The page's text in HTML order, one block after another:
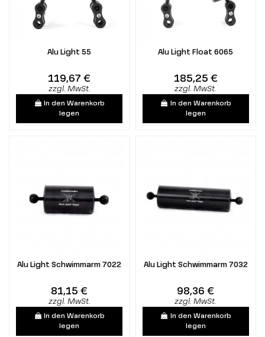
Alu Light 55
119,67 €
zzgl. MwSt.
In den Warenkorb
legen
Alu Light Float 6065
185,25 €
zzgl. MwSt.
In den Warenkorb
legen
Alu Light Schwimmarm 7022
81,15 €
zzgl. MwSt.
In den Warenkorb
legen
Alu Light Schwimmarm 7032
98,36 €
zzgl. MwSt.
In den Warenkorb
legen